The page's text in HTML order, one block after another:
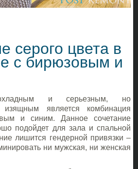
серого цвета в
с бирюзовым и
и серьезным, но
является комбинация
и синим. Данное сочетание
подойдет для зала и спальной
лишится гендерной привязки –
ни мужская, ни женская